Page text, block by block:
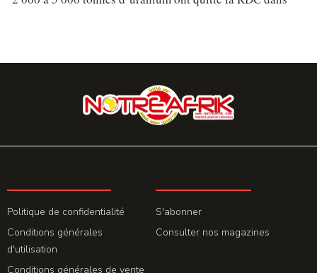
Politique de confidentialité
Conditions générales
d'utilisation
Conditions générales de vente
S'abonner
Consulter nos magazines